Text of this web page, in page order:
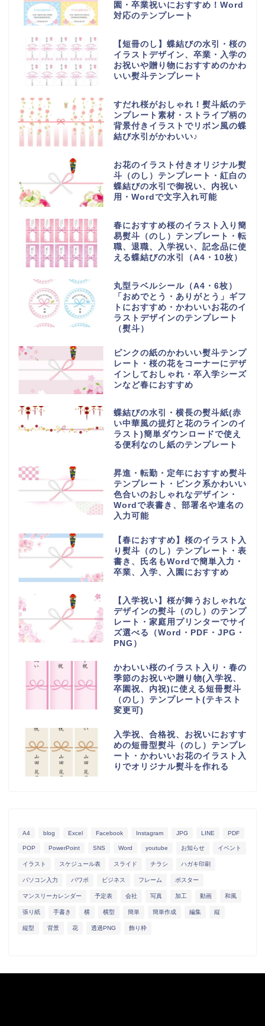
園・卒業祝いにおすすめ！Word
対応のテンプレート
【短冊のし】蝶結びの水引・桜の
イラストデザイン、卒業・入学の
お祝いや贈り物におすすめのかわ
いい熨斗テンプレート
すだれ桜がおしゃれ！熨斗紙のテ
ンプレート素材・ストライプ柄の
背景付きイラストでリボン風の蝶
結び水引がかわいい♪
お花のイラスト付きオリジナル熨
斗（のし）テンプレート・紅白の
蝶結びの水引で御祝い、内祝い
用・Wordで文字入れ可能
春におすすめ桜のイラスト入り簡
易熨斗（のし）テンプレート・転
職、退職、入学祝い、記念品に使
える蝶結びの水引（A4・10枚）
丸型ラベルシール（A4・6枚）
「おめでとう・ありがとう」ギフ
トにおすすめ・かわいいお花のイ
ラストデザインのテンプレート
（熨斗）
ピンクの紙のかわいい熨斗テンプ
レート・桜の花をコーナーにデザ
インしておしゃれ・卒入学シーズ
ンなど春におすすめ
蝶結びの水引・横長の熨斗紙(赤
い中華風の提灯と花のラインのイ
ラスト)簡単ダウンロードで使え
る便利なのし紙のテンプレート
昇進・転勤・定年におすすめ熨斗
テンプレート・ピンク系かわいい
色合いのおしゃれなデザイン・
Wordで表書き、部署名や連名の
入力可能
【春におすすめ】桜のイラスト入
り熨斗（のし）テンプレート・表
書き、氏名もWordで簡単入力・
卒業、入学、入園におすすめ
【入学祝い】桜が舞うおしゃれな
デザインの熨斗（のし）のテンプ
レート・家庭用プリンターでサイ
ズ選べる（Word・PDF・JPG・
PNG）
かわいい桜のイラスト入り・春の
季節のお祝いや贈り物(入学祝、
卒園祝、内祝)に使える短冊熨斗
（のし）テンプレート(テキスト
変更可)
入学祝、合格祝、お祝いにおすす
めの短冊型熨斗（のし）テンプレ
ート・かわいいお花のイラスト入
りでオリジナル熨斗を作れる
A4 blog Excel Facebook Instagram JPG LINE PDF
POP PowerPoint SNS Word youtube お知らせ イベント
イラスト スケジュール表 スライド チラシ ハガキ印刷
パソコン入力 パワポ ビジネス フレーム ポスター
マンスリーカレンダー 予定表 会社 写真 加工 動画 和風
張り紙 手書き 横 横型 簡単 簡単作成 編集 縦
縦型 背景 花 透過PNG 飾り枠